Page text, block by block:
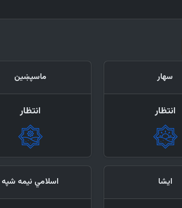
سهار
انتظار
ماسپښین
انتظار
ایشا اسلامي نیمه شپه